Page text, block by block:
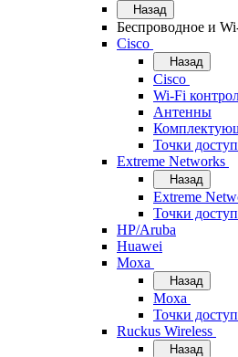
Назад
Беспроводное и
Cisco
Назад
Cisco
Wi-Fi
Антенны
Точки
Extreme Networks
Назад
Extreme
Точки
HP/Aruba
Huawei
Moxa
Назад
Moxa
Точки
Ruckus Wireless
Назад